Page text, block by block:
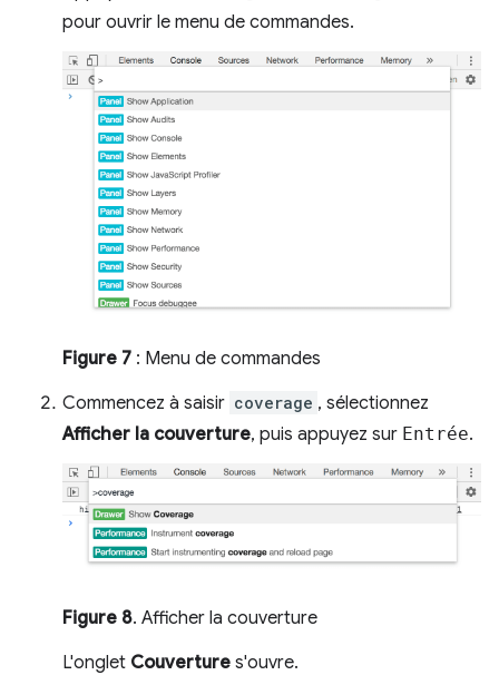
pour ouvrir le menu de commandes.
Figure 7 : Menu de commandes
Commencez à saisir coverage , sélectionnez
Afficher la couverture, puis appuyez sur Entrée.
Figure 8. Afficher la couverture
L'onglet Couverture s'ouvre.